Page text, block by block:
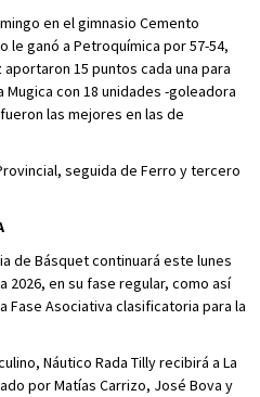
en el gimnasio Cemento
le ganó a Petroquímica por 57-54,
15 puntos cada una para
con 18 unidades -goleadora
las mejores en las de
seguida de Ferro y tercero
de Básquet continuará este lunes
en su fase regular, como así
Fase Asociativa clasificatoria para la
Náutico Rada Tilly recibirá a La
por Matías Carrizo, José Bova y